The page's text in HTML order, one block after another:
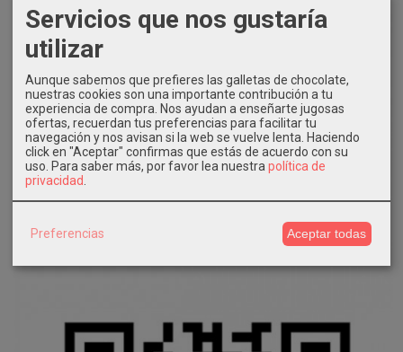
Servicios que nos gustaría
utilizar
Aunque sabemos que prefieres las galletas de chocolate,
nuestras cookies son una importante contribución a tu
experiencia de compra. Nos ayudan a enseñarte jugosas
ofertas, recuerdan tus preferencias para facilitar tu
navegación y nos avisan si la web se vuelve lenta. Haciendo
click en "Aceptar" confirmas que estás de acuerdo con su
uso. Para saber más, por favor lea nuestra política de
privacidad
Preferencias Aceptar todas